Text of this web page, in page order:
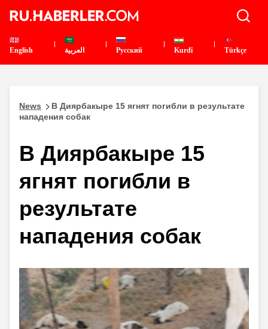
English العربية Pусский Kurdî Türkçe
News
В Диярбакыре 15 ягнят погибли в результате
нападения собак
В Диярбакыре 15
ягнят погибли в
результате
нападения собак